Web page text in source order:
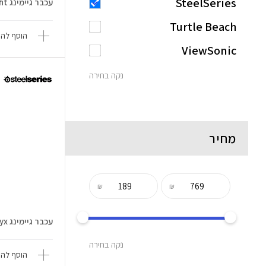
עכבר גיימינג Aerox 3 Ultra Light
הוסף
עכבר גיימינג Aerox3 T.W.S Onyx
הוסף
SteelSeries
Turtle Beach
ViewSonic
נקה בחירה
מחיר
₪
₪
נקה בחירה